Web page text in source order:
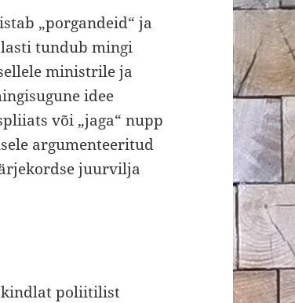
„porgandeid“ ja
tundub mingi
ministrile ja
idee
või „jaga“ nupp
argumenteeritud
juurvilja
kindlat poliitilist